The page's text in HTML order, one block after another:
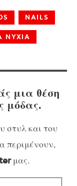
NAILS
ΝΥΧΙΑ
μια θέση
μόδας.
στυλ και του
περιμένουν,
μας.